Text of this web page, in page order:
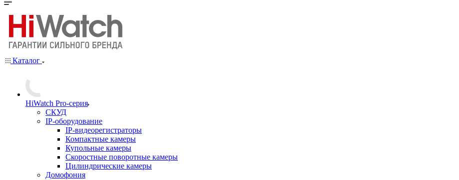
Каталог
HiWatch Pro-серия
CКУД
IP-оборудование
IP-видеорегистраторы
Компактные камеры
Купольные камеры
Скоростные поворотные камеры
Цилиндрические камеры
Домофония